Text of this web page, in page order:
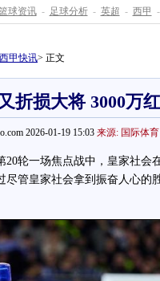
球资讯 - 足球分析 - 英超 - 西甲 -
西甲快讯> 正文
折损大将 3000万
2026-01-19 15:03 来源: 国际体育
轮一场焦点战中，皇家社会
尽管皇家社会拿到振奋人心的